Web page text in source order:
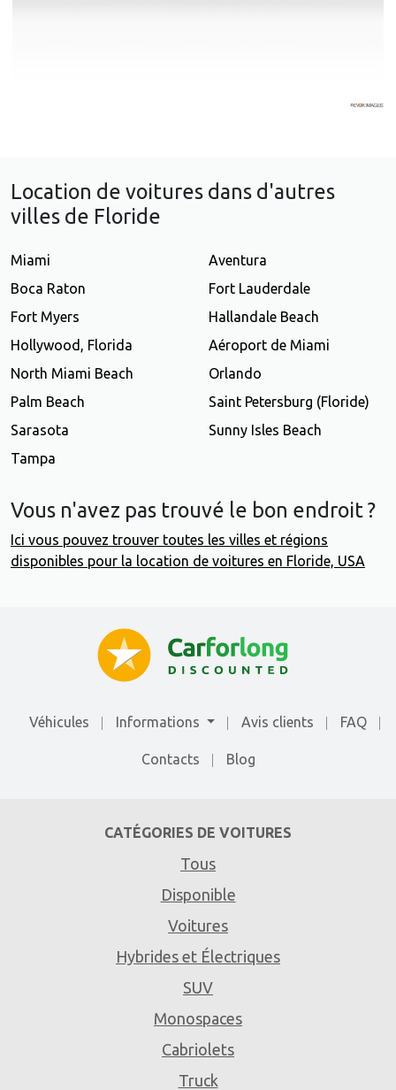
Location de voitures dans d'autres
villes de Floride
Miami
Aventura
Boca Raton
Fort Lauderdale
Fort Myers
Hallandale Beach
Hollywood, Florida
Aéroport de Miami
North Miami Beach
Orlando
Palm Beach
Saint Petersburg (Floride)
Sarasota
Sunny Isles Beach
Tampa
Vous n'avez pas trouvé le bon endroit ?
Ici vous pouvez trouver toutes les villes et régions
disponibles pour la location de voitures en Floride, USA
Véhicules Informations Avis clients FAQ
Contacts Blog
CATÉGORIES DE VOITURES
Tous
Disponible
Voitures
Hybrides et Électriques
SUV
Monospaces
Cabriolets
Truck